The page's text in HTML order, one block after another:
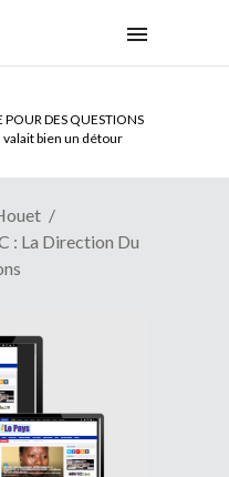
POUR DES QUESTIONS
valait bien un détour
DU SENAT BENINOIS :
partir !
: La Direction Du